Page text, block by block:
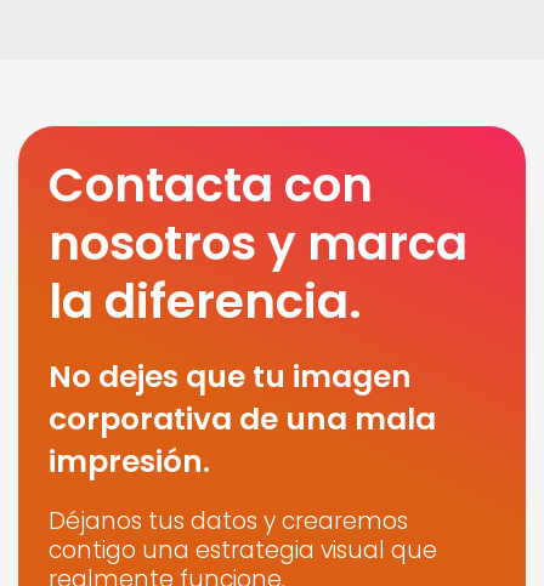
Contacta con
nosotros y marca
la diferencia.
No dejes que tu imagen
corporativa de una mala
impresión.
Déjanos tus datos y crearemos
contigo una estrategia visual que